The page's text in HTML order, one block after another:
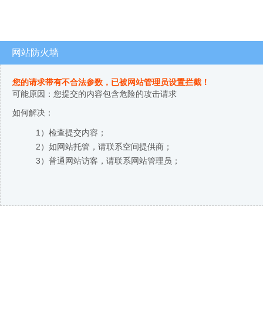
网站防火墙
您的请求带有不合法参数，已被网站管理员设置拦截！
可能原因：您提交的内容包含危险的攻击请求
如何解决：
1）检查提交内容；
2）如网站托管，请联系空间提供商；
3）普通网站访客，请联系网站管理员；